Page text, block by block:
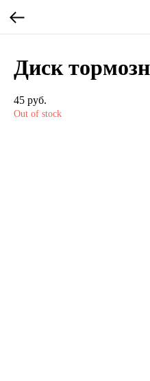
Диск
45 руб.
Out of stock